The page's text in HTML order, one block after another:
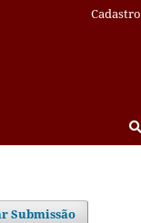
Cadastro
Submissão